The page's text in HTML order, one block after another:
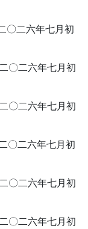
〇二六年七月初
〇二六年七月初
〇二六年七月初
〇二六年七月初
〇二六年七月初
〇二六年七月初